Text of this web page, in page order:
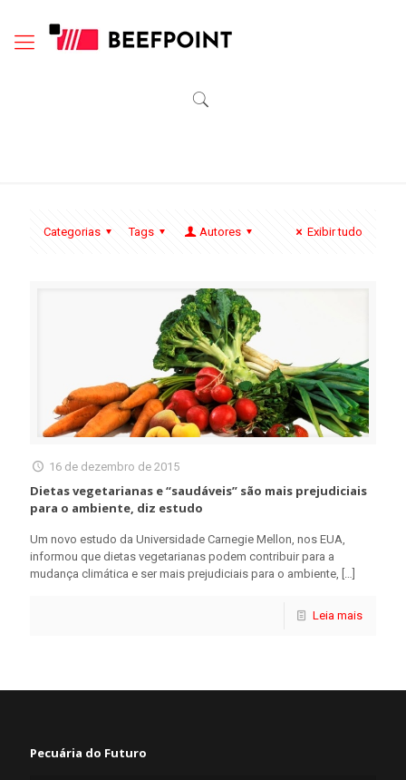
Categorias Tags Autores Exibir tudo
16 de dezembro de 2015
Dietas vegetarianas e “saudáveis” são mais prejudiciais
para o ambiente, diz estudo
Um novo estudo da Universidade Carnegie Mellon, nos EUA,
informou que dietas vegetarianas podem contribuir para a
mudança climática e ser mais prejudiciais para o ambiente, […]
Leia mais
Pecuária do Futuro